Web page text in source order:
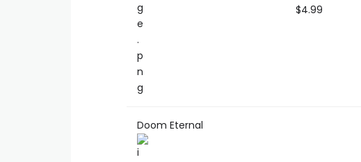
$4.99
Doom Eternal